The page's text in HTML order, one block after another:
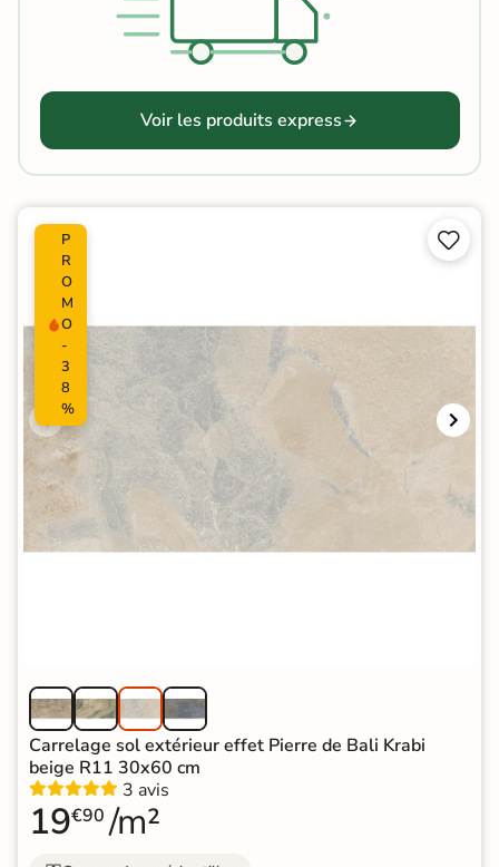
Voir les produits express
P
R
O
M
O
-
3
8
%


Carrelage sol extérieur effet Pierre de Bali Krabi
beige R11 30x60 cm
3 avis
19€90 /m²